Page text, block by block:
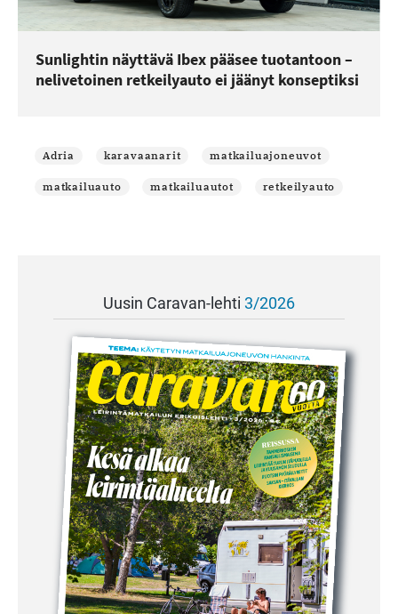
Sunlightin näyttävä Ibex pääsee tuotantoon –
nelivetoinen retkeilyauto ei jäänyt konseptiksi
Adria karavaanarit matkailuajoneuvot
matkailuauto matkailuautot retkeilyauto
Uusin Caravan-lehti 3/2026